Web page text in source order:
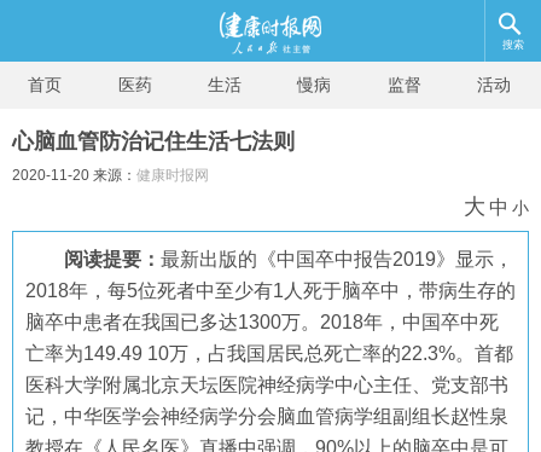
搜索
首页 医药 生活 慢病 监督 活动
心脑血管防治记住生活七法则
2020-11-20 来源： 健康时报网
大 中 小
阅读提要： 最新出版的《中国卒中报告2019》显示，
2018年，每5位死者中至少有1人死于脑卒中，带病生存的
脑卒中患者在我国已多达1300万。2018年，中国卒中死
亡率为149.49 10万，占我国居民总死亡率的22.3%。首都
医科大学附属北京天坛医院神经病学中心主任、党支部书
记，中华医学会神经病学分会脑血管病学组副组长赵性泉
教授在《人民名医》直播中强调，90%以上的脑卒中是可